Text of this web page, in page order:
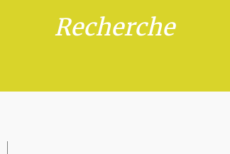
Recherche